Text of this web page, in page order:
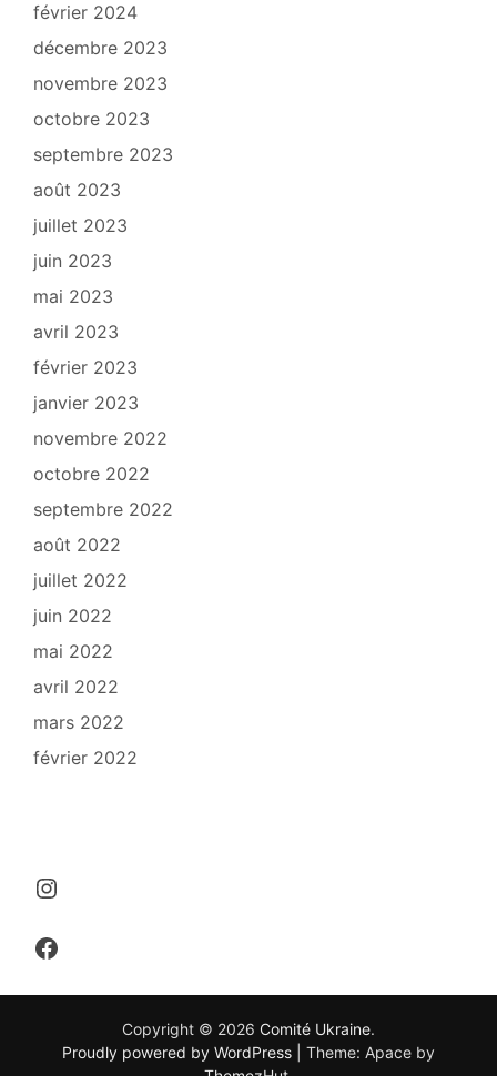
février 2024
décembre 2023
novembre 2023
octobre 2023
septembre 2023
août 2023
juillet 2023
juin 2023
mai 2023
avril 2023
février 2023
janvier 2023
novembre 2022
octobre 2022
septembre 2022
août 2022
juillet 2022
juin 2022
mai 2022
avril 2022
mars 2022
février 2022
Instagram
Facebook
Copyright © 2026 Comité Ukraine.
Proudly powered by WordPress
Theme: Apace by